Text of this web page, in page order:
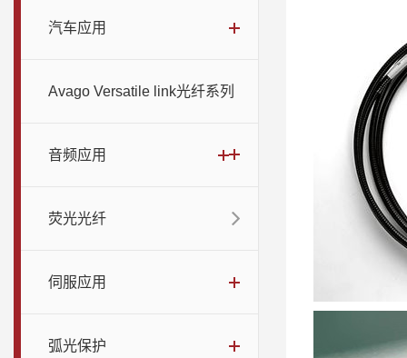
汽车应用
Avago Versatile link光纤系列
音频应用
荧光光纤
伺服应用
弧光保护